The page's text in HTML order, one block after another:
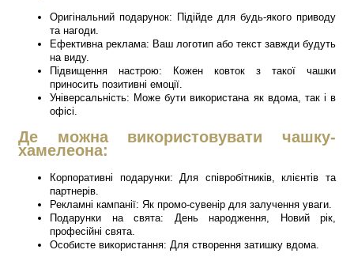
Оригінальний подарунок: Підійде для будь-якого приводу
та нагоди.
Ефективна реклама: Ваш логотип або текст завжди будуть
на виду.
Підвищення настрою: Кожен ковток з такої чашки
приносить позитивні емоції.
Універсальність: Може бути використана як вдома, так і в
офісі.
Де можна використовувати чашку-
хамелеона:
Корпоративні подарунки: Для співробітників, клієнтів та
партнерів.
Рекламні кампанії: Як промо-сувенір для залучення уваги.
Подарунки на свята: День народження, Новий рік,
професійні свята.
Особисте використання: Для створення затишку вдома.